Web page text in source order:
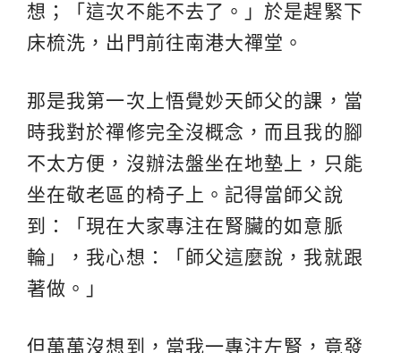
想；「這次不能不去了。」於是趕緊下
床梳洗，出門前往南港大禪堂。
那是我第一次上悟覺妙天師父的課，當
時我對於禪修完全沒概念，而且我的腳
不太方便，沒辦法盤坐在地墊上，只能
坐在敬老區的椅子上。記得當師父說
到：「現在大家專注在腎臟的如意脈
輪」，我心想：「師父這麼說，我就跟
著做。」
但萬萬沒想到，當我一專注左腎，竟發